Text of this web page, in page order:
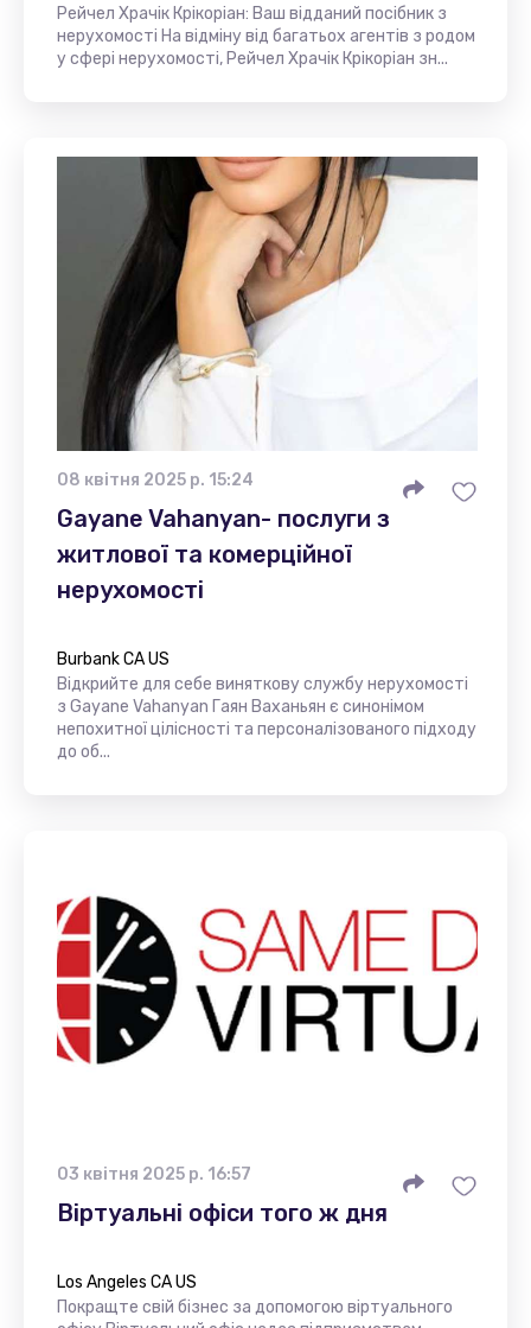
Рейчел Храчік Крікоріан: Ваш відданий посібник з
нерухомості На відміну від багатьох агентів з родом
у сфері нерухомості, Рейчел Храчік Крікоріан зн...
08 квітня 2025 р. 15:24
Gayane Vahanyan- послуги з
житлової та комерційної
нерухомості
Burbank CA US
Відкрийте для себе виняткову службу нерухомості
з Gayane Vahanyan Гаян Ваханьян є синонімом
непохитної цілісності та персоналізованого підходу
до об...
03 квітня 2025 р. 16:57
Віртуальні офіси того ж дня
Los Angeles CA US
Покращте свій бізнес за допомогою віртуального